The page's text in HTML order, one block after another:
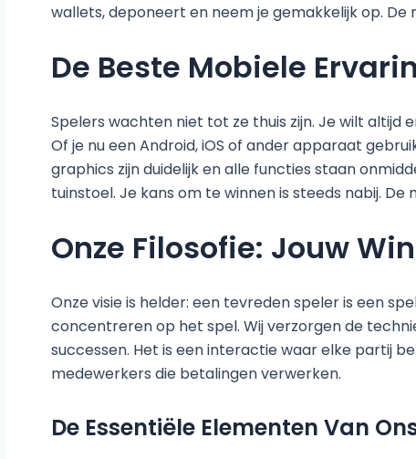
wallets, deponeert en neem je gemakkelijk op.
De Beste Mobiele
Spelers wachten niet tot ze thuis zijn. Je wilt altijd
Of je nu een Android, iOS of ander apparaat
graphics zijn duidelijk en alle functies staan
tuinstoel. Je kans om te winnen is steeds nabij.
Onze Filosofie: Jouw
Onze visie is helder: een tevreden speler is een
concentreren op het spel. Wij verzorgen de
successen. Het is een interactie waar elke partij
medewerkers die betalingen verwerken.
De Essentiële Elementen Van